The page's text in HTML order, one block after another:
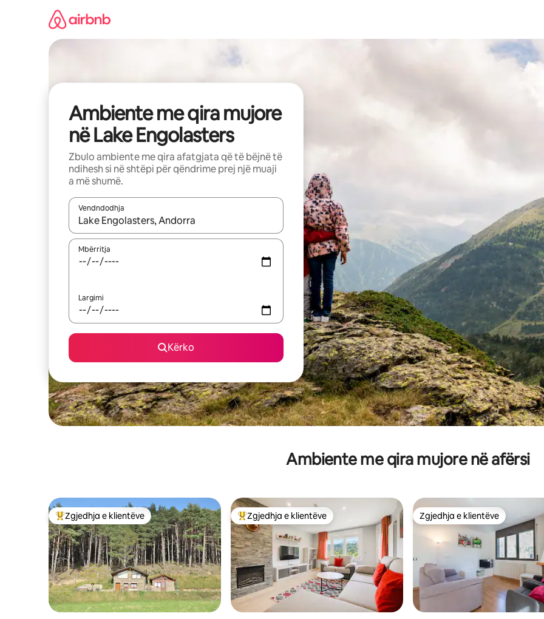
Ambiente me qira mujore
në Lake Engolasters
Zbulo ambiente me qira afatgjata që të bëjnë të
ndihesh si në shtëpi për qëndrime prej një muaji
a më shumë.
Vendndodhja
Kur rezultatet të jenë të disponueshme, lëviz me butonat e shigjetave lart e poshtë ose eksploro duke prekur ose duke
Mbërritja
Largimi
Kërko
Ambiente me qira mujore në afërsi
Më të mirat e zgjedhjeve të klientëve
Zgjedhja e klientëve Më të mirat e zgjedhjeve të klientëve
Zgjedhja e klientëve Zgjedhja e klientëve
Zgjedhja e klientëve